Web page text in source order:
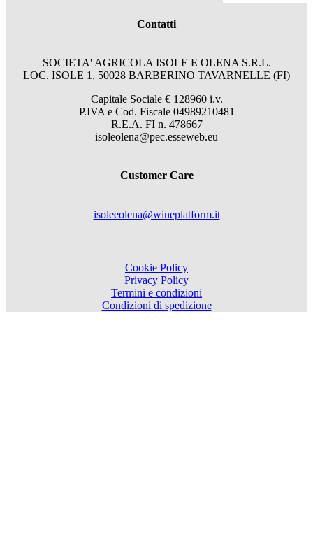
Contatti
SOCIETA' AGRICOLA ISOLE E OLENA S.R.L.
LOC. ISOLE 1, 50028 BARBERINO TAVARNELLE (FI)
Capitale Sociale € 128960 i.v.
P.IVA e Cod. Fiscale 04989210481
R.E.A. FI n. 478667
isoleolena@pec.esseweb.eu
Customer Care
isoleeolena@wineplatform.it
Cookie Policy
Privacy Policy
Termini e condizioni
Condizioni di spedizione